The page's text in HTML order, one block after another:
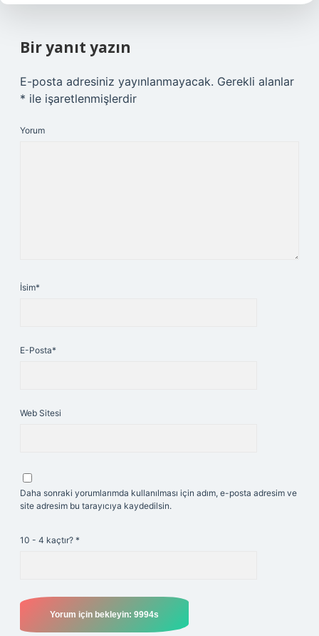
Bir yanıt yazın
E-posta adresiniz yayınlanmayacak. Gerekli alanlar
* ile işaretlenmişlerdir
Yorum
İsim*
E-Posta*
Web Sitesi
Daha sonraki yorumlarımda kullanılması için adım, e-posta adresim ve
site adresim bu tarayıcıya kaydedilsin.
10 - 4 kaçtır? *